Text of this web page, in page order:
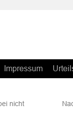
Impressum
nicht